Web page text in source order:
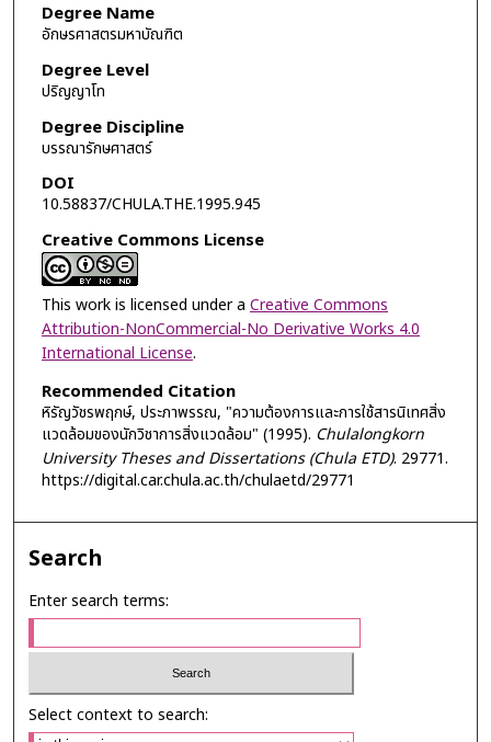
Degree Name
อักษรศาสตรมหาบัณฑิต
Degree Level
ปริญญาโท
Degree Discipline
บรรณารักษศาสตร์
DOI
10.58837/CHULA.THE.1995.945
Creative Commons License
This work is licensed under a Creative Commons
Attribution-NonCommercial-No Derivative Works 4.0
International License.
Recommended Citation
หิรัญวัชรพฤกษ์, ประภาพรรณ, "ความต้องการและการใช้สารนิเทศสิ่ง
แวดล้อมของนักวิชาการสิ่งแวดล้อม" (1995). Chulalongkorn
University Theses and Dissertations (Chula ETD). 29771.
https://digital.car.chula.ac.th/chulaetd/29771
Search
Enter search terms:
Select context to search: